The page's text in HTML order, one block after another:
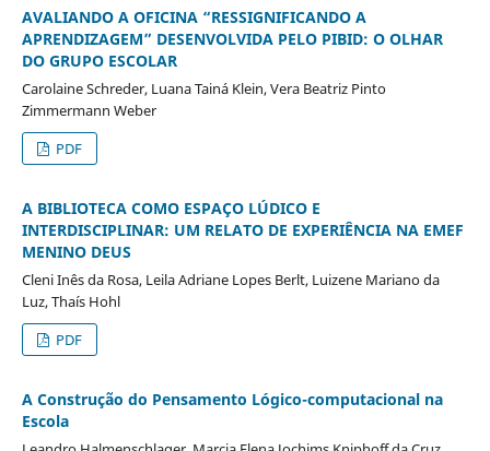
AVALIANDO A OFICINA “RESSIGNIFICANDO A
APRENDIZAGEM” DESENVOLVIDA PELO PIBID: O OLHAR
DO GRUPO ESCOLAR
Carolaine Schreder, Luana Tainá Klein, Vera Beatriz Pinto
Zimmermann Weber
PDF
A BIBLIOTECA COMO ESPAÇO LÚDICO E
INTERDISCIPLINAR: UM RELATO DE EXPERIÊNCIA NA EMEF
MENINO DEUS
Cleni Inês da Rosa, Leila Adriane Lopes Berlt, Luizene Mariano da
Luz, Thaís Hohl
PDF
A Construção do Pensamento Lógico-computacional na
Escola